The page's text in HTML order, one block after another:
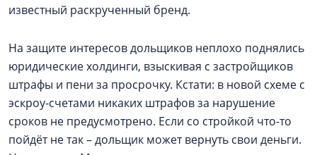
известный раскрученный бренд.
На защите интересов дольщиков неплохо поднялись
юридические холдинги, взыскивая с застройщиков
штрафы и пени за просрочку. Кстати: в новой схеме с
эскроу-счетами никаких штрафов за нарушение
сроков не предусмотрено. Если со стройкой что-то
пойдёт не так – дольщик может вернуть свои деньги.